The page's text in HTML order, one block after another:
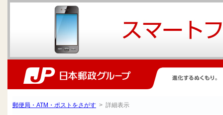
郵便局・ATM・ポストをさがす > 詳細表示